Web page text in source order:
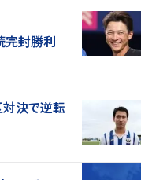
完封勝利
決で逆転